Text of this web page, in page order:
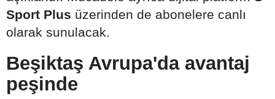
Sport Plus üzerinden de abonelere canlı
olarak sunulacak.
Beşiktaş Avrupa'da avantaj
peşinde